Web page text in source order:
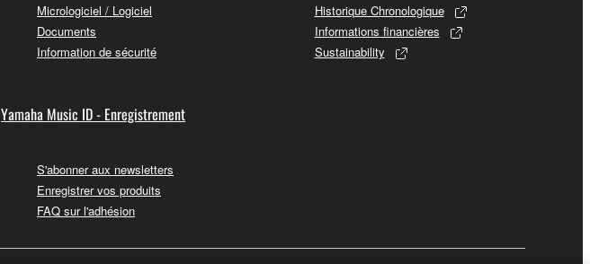
Micrologiciel / Logiciel
Documents
Information de sécurité
Yamaha Music ID - Enregistrement
S'abonner aux newsletters
Enregistrer vos produits
FAQ sur l'adhésion
Historique Chronologique
Informations financières
Sustainability